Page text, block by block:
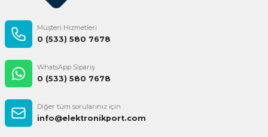
Müşteri Hizmetleri
0 (533) 580 7678
WhatsApp Sipariş
0 (533) 580 7678
Diğer tüm sorularınız için
info@elektronikport.com